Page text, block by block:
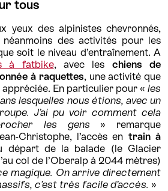
tous
yeux des alpinistes chevronnés,
des activités pour les
soit le niveau d’entraînement. A
à fatbike, avec les chiens de
à raquettes, une activité que
En particulier pour « les
lesquelles nous étions, avec un
J’ai pu voir comment cela
les gens » remarque
Christophe, l’accès en train à
départ de la balade (le Glacier
col de l’Oberalp à 2044 mètres)
magique. On arrive directement
c’est très facile d’accès. »